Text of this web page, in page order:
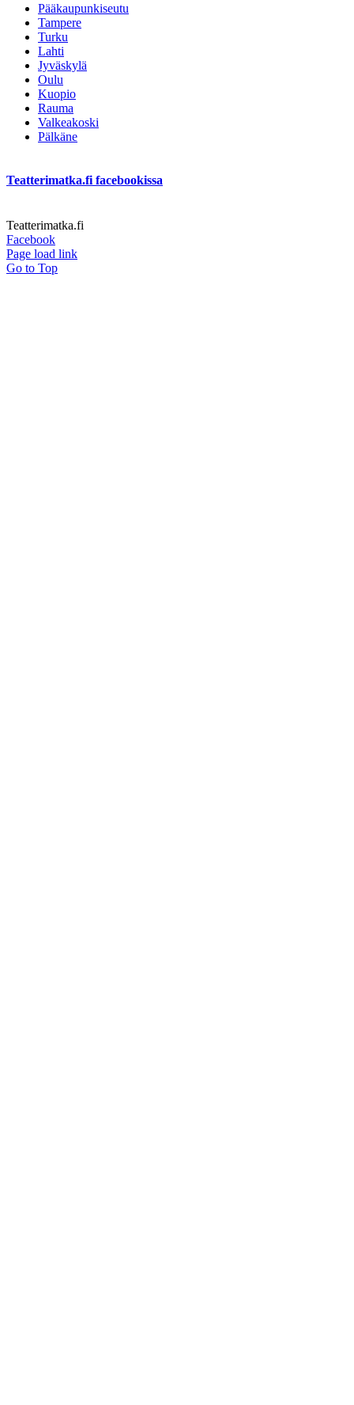
Pääkaupunkiseutu
Tampere
Turku
Lahti
Jyväskylä
Oulu
Kuopio
Rauma
Valkeakoski
Pälkäne
Teatterimatka.fi facebookissa
Teatterimatka.fi
Facebook
Page load link
Go to Top